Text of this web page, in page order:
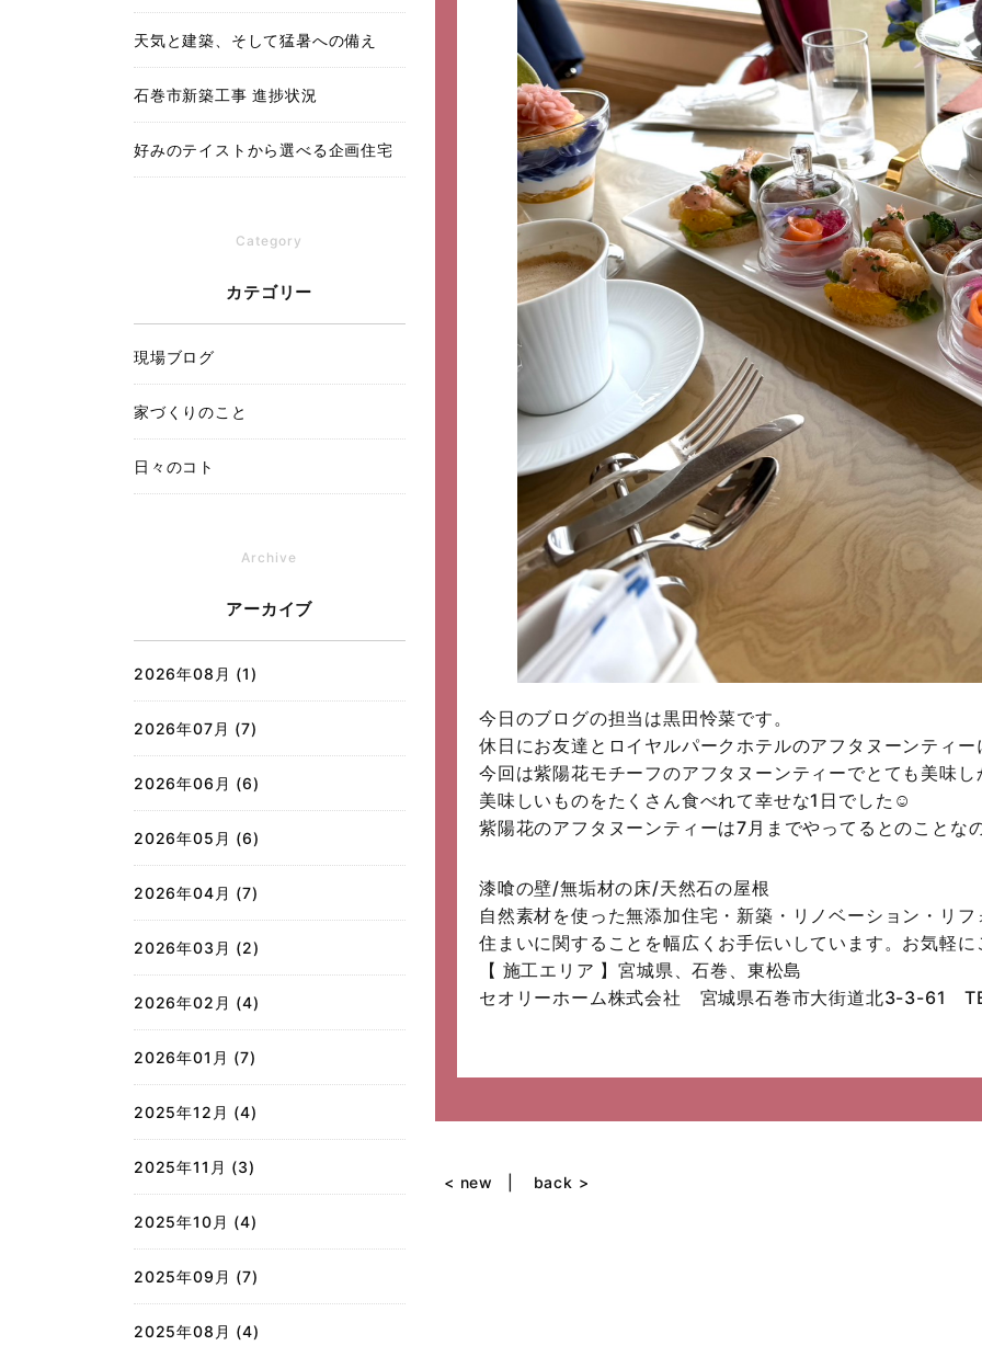
今日のブログの担当は黒田怜菜です。
休日にお友達とロイヤルパークホテルのアフタヌーンティ
今回は紫陽花モチーフのアフタヌーンティーでとても美味
美味しいものをたくさん食べれて幸せな1日でした☺️
紫陽花のアフタヌーンティーは7月までやってるとのことな
漆喰の壁/無垢材の床/天然石の屋根
自然素材を使った無添加住宅・新築・リノベーション・リ
住まいに関することを幅広くお手伝いしています。お気軽
【 施工エリア 】宮城県、石巻、東松島
セオリーホーム株式会社 宮城県石巻市大街道北3-3-61
< new back >
天気と建築、そして猛暑への備え
石巻市新築工事 進捗状況
好みのテイストから選べる企画住宅
Category
カテゴリー
現場ブログ
家づくりのこと
日々のコト
Archive
アーカイブ
2026年08月 (1)
2026年07月 (7)
2026年06月 (6)
2026年05月 (6)
2026年04月 (7)
2026年03月 (2)
2026年02月 (4)
2026年01月 (7)
2025年12月 (4)
2025年11月 (3)
2025年10月 (4)
2025年09月 (7)
2025年08月 (4)